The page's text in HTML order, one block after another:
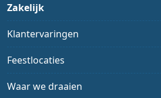
Zakelijk
Klantervaringen
Feestlocaties
Waar we draaien